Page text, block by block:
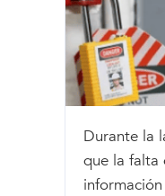
Durante la
que la falta